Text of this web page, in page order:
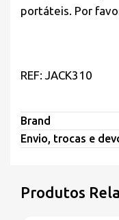
portáteis. Por
REF: JACK310
Brand
Envio, trocas e
Produtos